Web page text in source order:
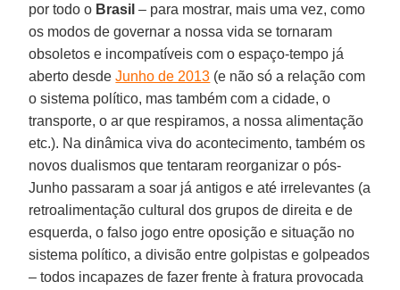
por todo o Brasil – para mostrar, mais uma vez, como
os modos de governar a nossa vida se tornaram
obsoletos e incompatíveis com o espaço-tempo já
aberto desdeJunho de 2013 (e não só a relação com
o sistema político, mas também com a cidade, o
transporte, o ar que respiramos, a nossa alimentação
etc.). Na dinâmica viva do acontecimento, também os
novos dualismos que tentaram reorganizar o pós-
Junho passaram a soar já antigos e até irrelevantes (a
retroalimentação cultural dos grupos de direita e de
esquerda, o falso jogo entre oposição e situação no
sistema político, a divisão entre golpistas e golpeados
– todos incapazes de fazer frente à fratura provocada